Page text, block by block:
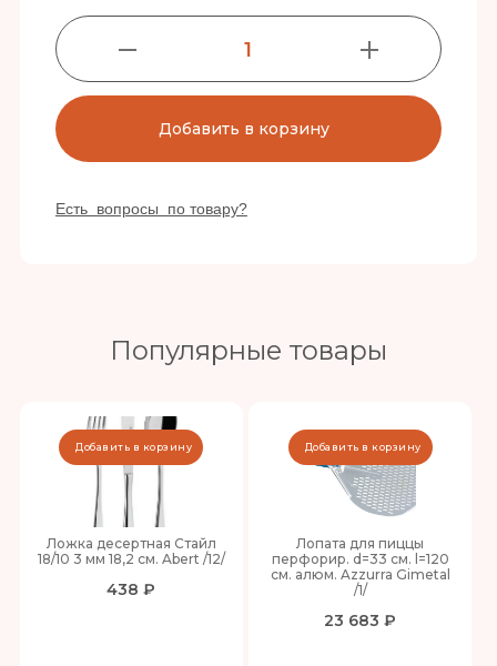
1
Добавить в корзину
Есть вопросы по товару?
Популярные товары
Ложка десертная Стайл
18/10 3 мм 18,2 см. Abert /12/
438 ₽
Добавить в корзину
Лопата для пиццы
перфорир. d=33 см. l=120
см. алюм. Azzurra Gimetal
/1/
23 683 ₽
Добавить в корзину